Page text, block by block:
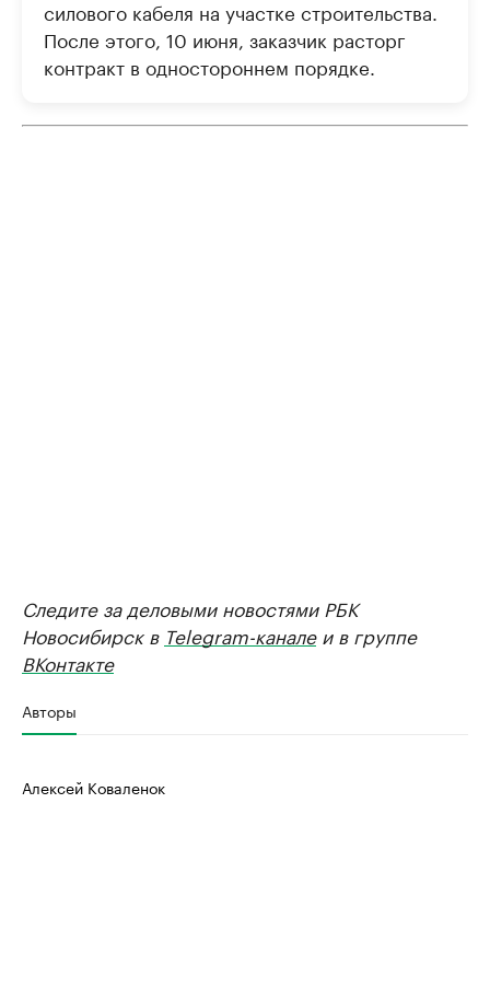
силового кабеля на участке строительства.
После этого, 10 июня, заказчик расторг
контракт в одностороннем порядке.
Следите за деловыми новостями РБК
Новосибирск в Telegram-каналеи в группе
ВКонтакте
Авторы
Алексей Коваленок